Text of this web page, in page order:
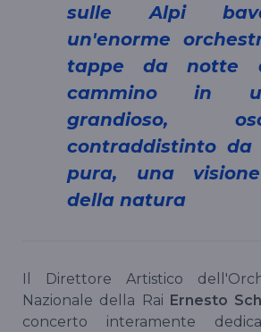
sulle Alpi
un'enorme
tappe da notte
cammino in
grandioso,
contraddistinto
pura, una
della natura
Il Direttore Artistico
Nazionale della Rai Ernesto
concerto interamente